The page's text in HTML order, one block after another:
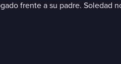
frente a su padre. Soledad